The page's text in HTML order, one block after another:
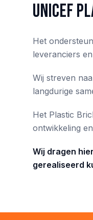
UNICEF
Het
leveranciers
Wij streven
langdurige
Het Plastic
ontwikkeling
Wij dragen
gerealiseerd